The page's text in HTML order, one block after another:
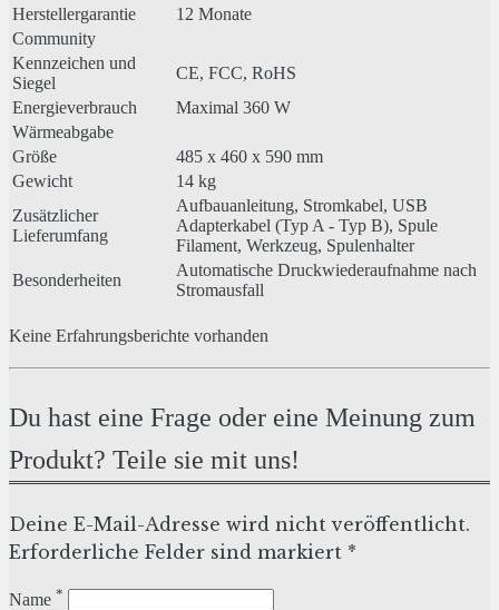
Herstellergarantie
12 Monate
Community
Kennzeichen und
Siegel
CE, FCC, RoHS
Energieverbrauch
Maximal 360 W
Wärmeabgabe
Größe
485 x 460 x 590 mm
Gewicht
14 kg
Zusätzlicher
Lieferumfang
Aufbauanleitung, Stromkabel, USB
Adapterkabel (Typ A - Typ B), Spule
Filament, Werkzeug, Spulenhalter
Besonderheiten
Automatische Druckwiederaufnahme nach
Stromausfall
Keine Erfahrungsberichte vorhanden
Du hast eine Frage oder eine Meinung zum
Produkt? Teile sie mit uns!
Deine E-Mail-Adresse wird nicht veröffentlicht.
Erforderliche Felder sind markiert *
Name *